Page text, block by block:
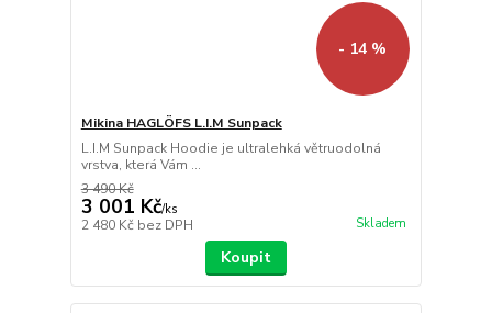
- 14 %
Mikina HAGLÖFS L.I.M Sunpack
L.I.M Sunpack Hoodie je ultralehká větruodolná
vrstva, která Vám ...
3 490 Kč
3 001 Kč/ks
2 480 Kč bez DPH Skladem
Koupit